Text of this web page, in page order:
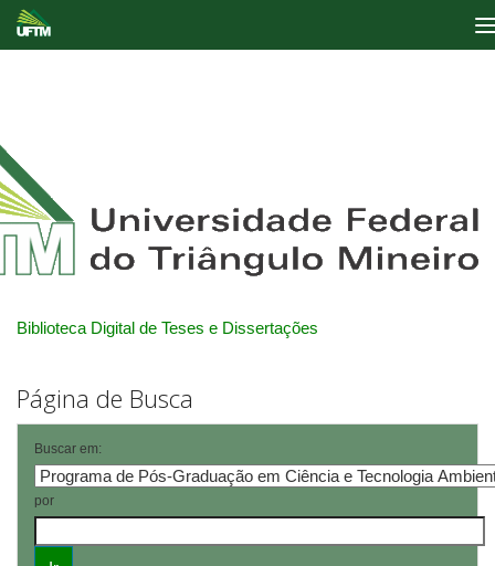
Biblioteca Digital de Teses e Dissertações
Página de Busca
Buscar em:
por